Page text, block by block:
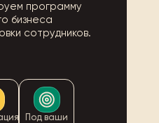
программу
бизнеса
сотрудников.
Под ваши